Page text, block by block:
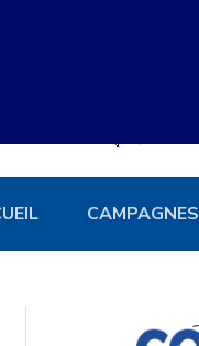
CAMPAGNES